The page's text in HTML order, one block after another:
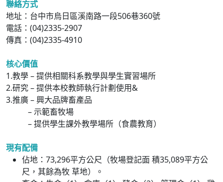
聯絡方式
地址：台中市烏日區溪南路一段506巷360號
電話：(04)2335-2907
傳真：(04)2335-4910
核心價值
1.教學 – 提供相關科系教學與學生實習場所
2.研究 – 提供本校教師執行計劃使用&
3.推廣 – 興大品牌畜產品
– 示範畜牧場
– 提供學生課外教學場所（食農教育）
現有配備
佔地：73,296平方公尺（牧場登記面 積35,089平方公
尺，其餘為牧 草地）。